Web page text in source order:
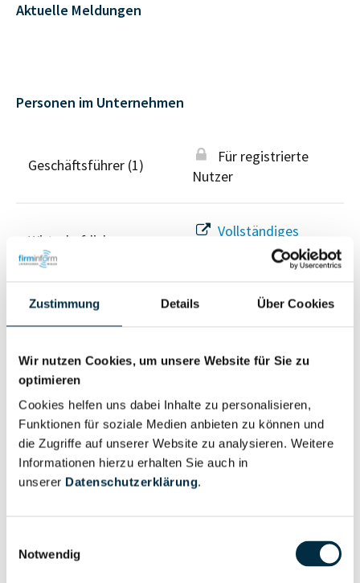
Zustimmung Details Über Cookies
Wir nutzen Cookies, um unsere Website für Sie zu
optimieren
Cookies helfen uns dabei Inhalte zu personalisieren,
Funktionen für soziale Medien anbieten zu können und
die Zugriffe auf unserer Website zu analysieren. Weitere
Informationen hierzu erhalten Sie auch in
unserer Datenschutzerklärung.
Notwendig
Aktuelle Meldungen
Personen im Unternehmen
Geschäftsführer (1)
Für registrierte
Nutzer
Wirtschaftlich
Berechtigter
Vollständiges
Unternehmensprofil
Gesellschafterstruktur
Vollständiges
Unternehmensprofil
anfragen